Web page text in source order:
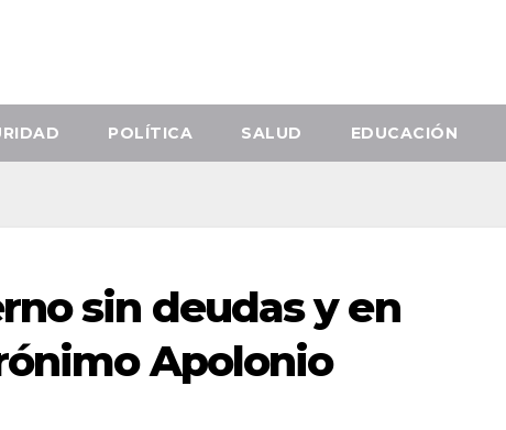
POLÍTICA SALUD EDUCACIÓN
sin deudas y en
Apolonio